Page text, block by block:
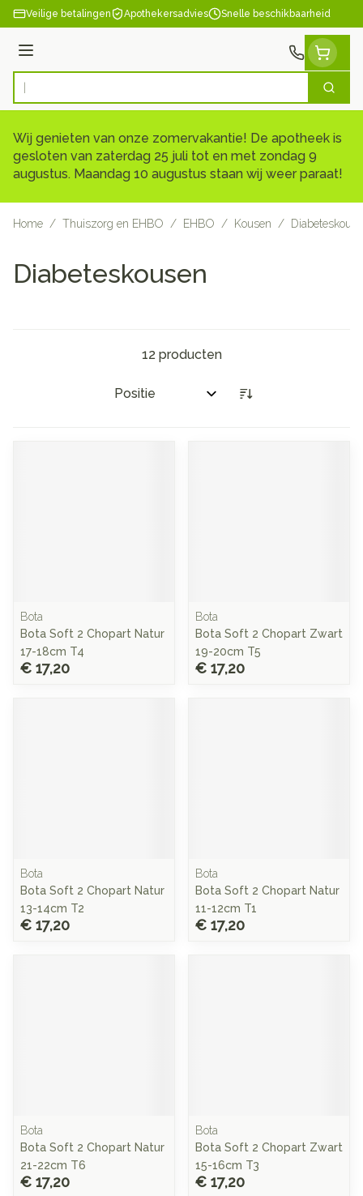
Ga naar de inhoud
Veilige betalingen Apothekersadvies Snelle beschikbaarheid
Menu
Product, merk, categorie... Zoek
Wij genieten van onze zomervakantie! De apotheek is
gesloten van zaterdag 25 juli tot en met zondag 9
augustus. Maandag 10 augustus staan wij weer paraat!
Home / Thuiszorg en EHBO / EHBO / Kousen /
Diabeteskousen
12producten
Sorteer op:
Bota
Bota Soft 2 Chopart Natur
17-18cm T4
€ 17,20
Bota
Bota Soft 2 Chopart Zwart
19-20cm T5
€ 17,20
Bota
Bota Soft 2 Chopart Natur
13-14cm T2
€ 17,20
Bota
Bota Soft 2 Chopart Natur
11-12cm T1
€ 17,20
Bota
Bota Soft 2 Chopart Natur
21-22cm T6
€ 17,20
Bota
Bota Soft 2 Chopart Zwart
15-16cm T3
€ 17,20